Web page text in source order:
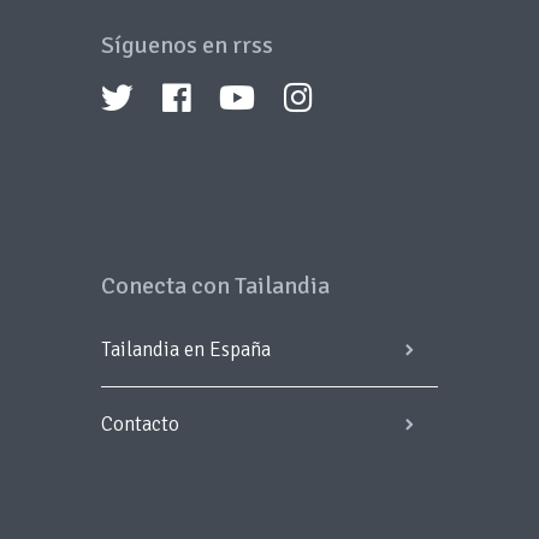
Síguenos en rrss
Conecta con Tailandia
Tailandia en España
Contacto